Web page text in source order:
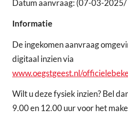
Datum aanvraag: (07-03-
Informatie
De ingekomen aanvraag
digitaal inzien via
www.oegstgeest.nl/
Wilt u deze fysiek inzien? Bel
9.00 en 12.00 uur voor het